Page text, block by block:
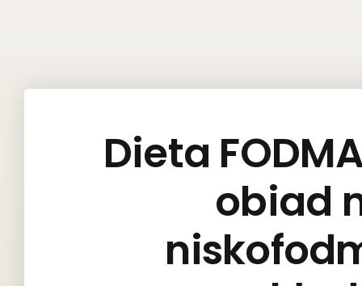
Dieta
obiad